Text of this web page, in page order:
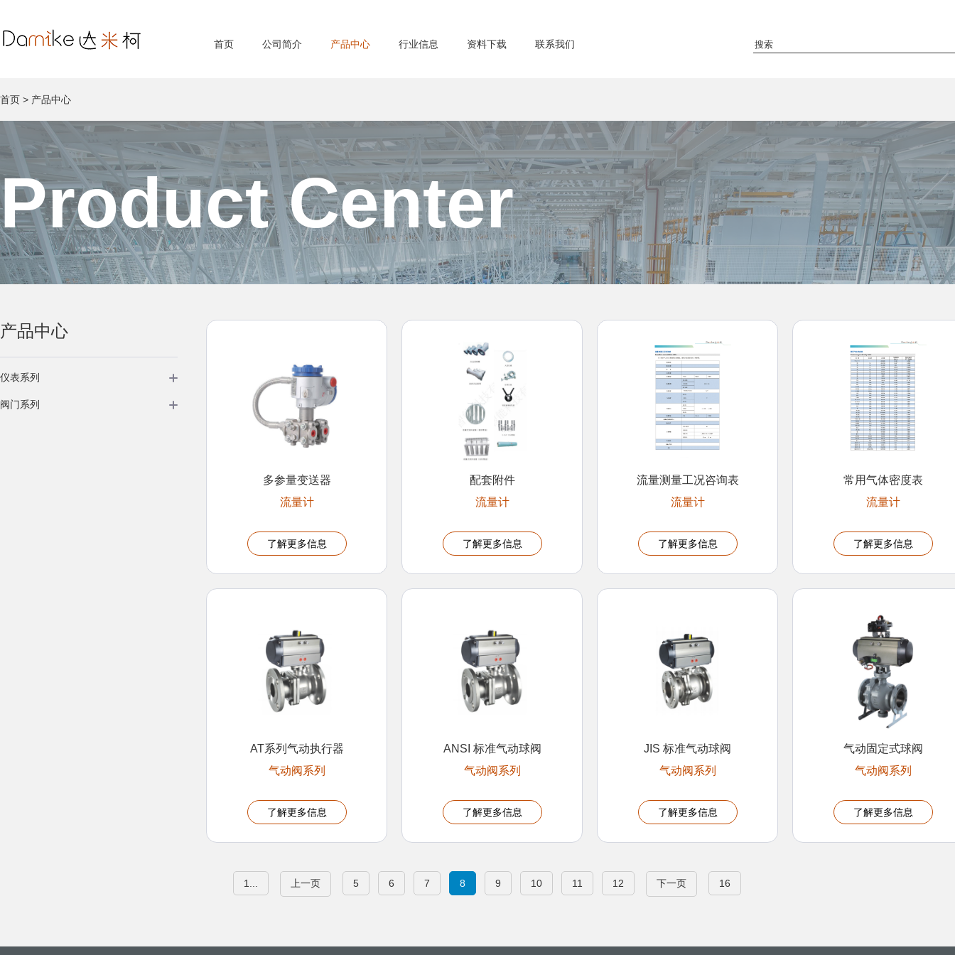
首页 公司简介 产品中心 行业信息 资料下载 联系我们
首页 > 产品中心
Product Center
产品中心
仪表系列
阀门系列
多参量变送器
流量计
了解更多信息
配套附件
流量计
了解更多信息
流量测量工况咨询表
流量计
了解更多信息
常用气体密度表
流量计
了解更多信息
AT系列气动执行器
气动阀系列
了解更多信息
ANSI 标准气动球阀
气动阀系列
了解更多信息
JIS 标准气动球阀
气动阀系列
了解更多信息
气动固定式球阀
气动阀系列
了解更多信息
1... 上一页 5 6 7 8 9 10 11 12 下一页 16